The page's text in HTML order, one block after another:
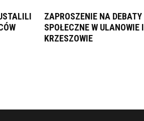
ZAPROSZENIE NA DEBATY
SPOŁECZNE W ULANOWIE I
KRZESZOWIE